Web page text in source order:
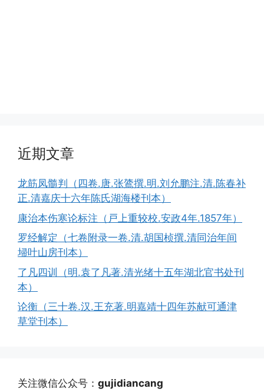
近期文章
龙筋凤髓判（四卷.唐.张鷟撰.明.刘允鹏注.清.陈春补
正.清嘉庆十六年陈氏湖海楼刊本）
康治本伤寒论标注（戸上重较校.安政4年.1857年）
罗经解定（七卷附录一卷.清.胡国桢撰.清同治年间
埽叶山房刊本）
了凡四训（明.袁了凡著.清光绪十五年湖北官书处刊
本）
论衡（三十卷.汉.王充著.明嘉靖十四年苏献可通津
草堂刊本）
关注微信公众号： gujidiancang